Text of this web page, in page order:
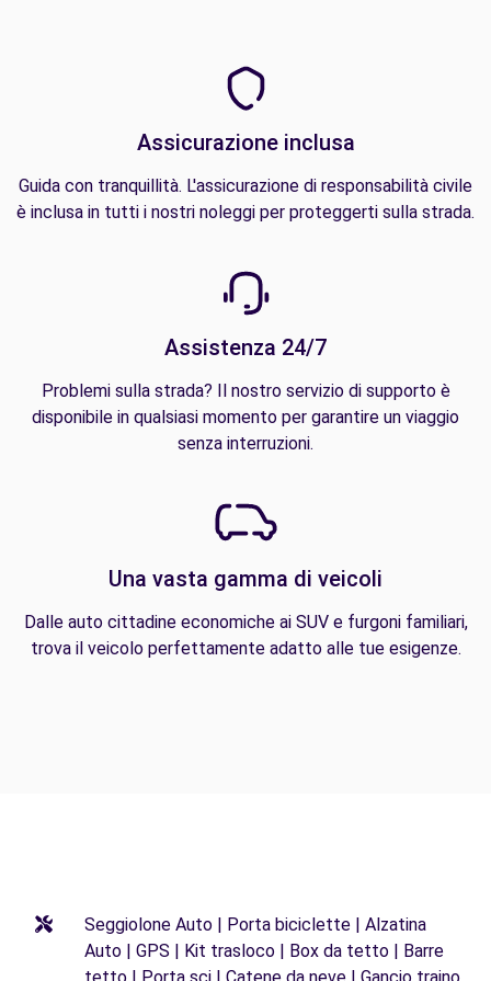
Assicurazione inclusa
Guida con tranquillità. L'assicurazione di responsabilità civile
è inclusa in tutti i nostri noleggi per proteggerti sulla strada.
Assistenza 24/7
Problemi sulla strada? Il nostro servizio di supporto è
disponibile in qualsiasi momento per garantire un viaggio
senza interruzioni.
Una vasta gamma di veicoli
Dalle auto cittadine economiche ai SUV e furgoni familiari,
trova il veicolo perfettamente adatto alle tue esigenze.
Seggiolone Auto | Porta biciclette | Alzatina
Auto | GPS | Kit trasloco | Box da tetto | Barre